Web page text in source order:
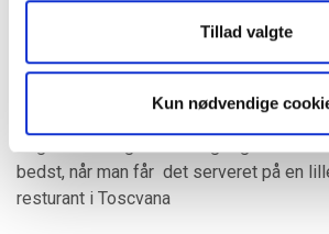
Tillad valgte
Kun nødvendige
bedst, når man får det serveret på en
resturant i Toscvana